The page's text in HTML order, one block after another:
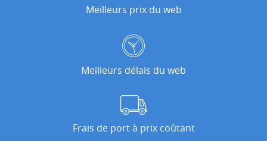
Meilleurs prix du web
Meilleurs délais du web
Frais de port à prix coûtant